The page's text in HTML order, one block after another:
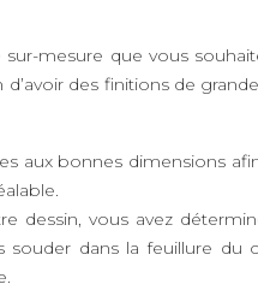
mesure que vous
des finitions de
aux bonnes dimensions
dessin, vous avez
souder dans la feuillure